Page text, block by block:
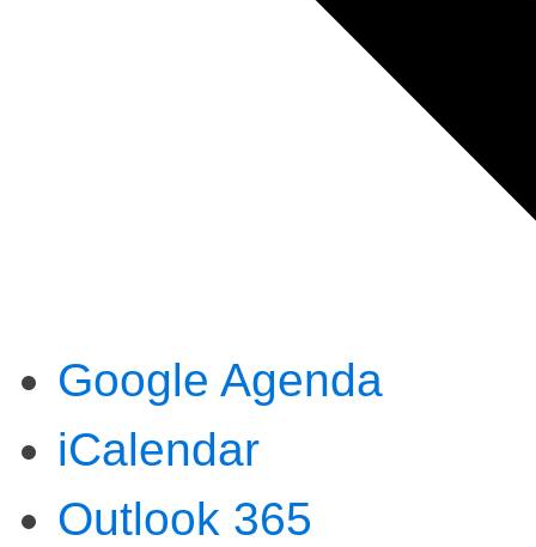
Google Agenda
iCalendar
Outlook 365